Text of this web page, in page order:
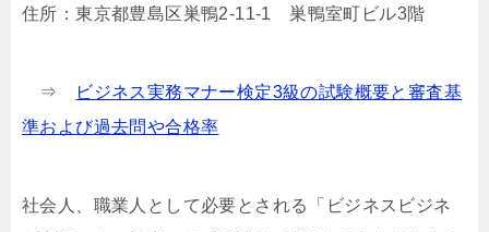
住所：東京都豊島区巣鴨2-11-1 巣鴨室町ビル3階
⇒
ビジネス実務マナー検定3級の試験概要と審査基
準および過去問や合格率
社会人、職業人として必要とされる「ビジネスビジネ